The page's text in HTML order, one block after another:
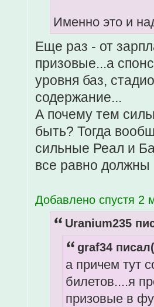
Именно это и
Еще раз - от
призовые...а
уровня баз,
содержание...
А почему тем
быть? Тогда
сильные Реал и
все равно должны
Добавлено спустя 2
Uranium235
graf34
а причем тут
билетов....я
призовые в